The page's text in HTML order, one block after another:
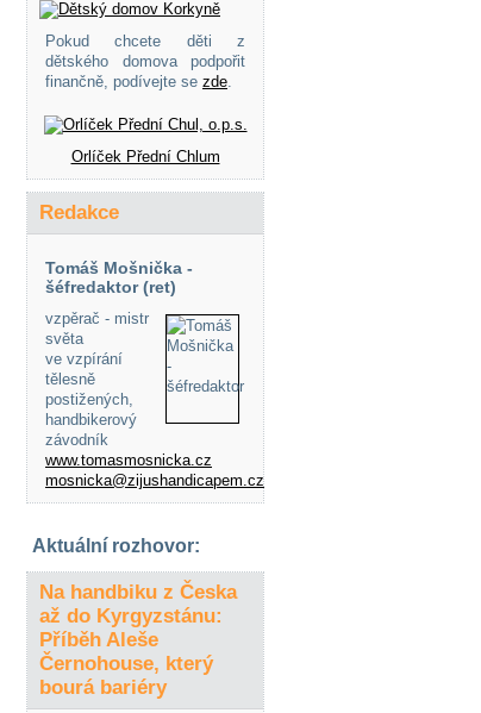
Pokud chcete děti z
dětského domova podpořit
finančně, podívejte se zde.
Orlíček Přední Chlum
Redakce
Tomáš Mošnička -
šéfredaktor (ret)
vzpěrač - mistr
světa
ve vzpírání
tělesně
postižených,
handbikerový
závodník
www.tomasmosnicka.cz
mosnicka@zijushandicapem.cz
Aktuální rozhovor:
Na handbiku z Česka
až do Kyrgyzstánu:
Příběh Aleše
Černohouse, který
bourá bariéry